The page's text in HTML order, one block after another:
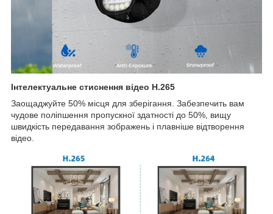
Інтелектуальне стиснення відео H.265
Заощаджуйте 50% місця для зберігання. Забезпечить вам
чудове поліпшення пропускної здатності до 50%, вищу
швидкість передавання зображень і плавніше відтворення
відео.